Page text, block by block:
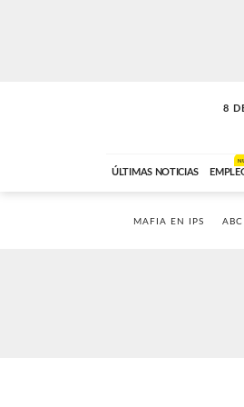
8
ÚLTIMAS NOTICIAS
MAFIA EN IPS ABC